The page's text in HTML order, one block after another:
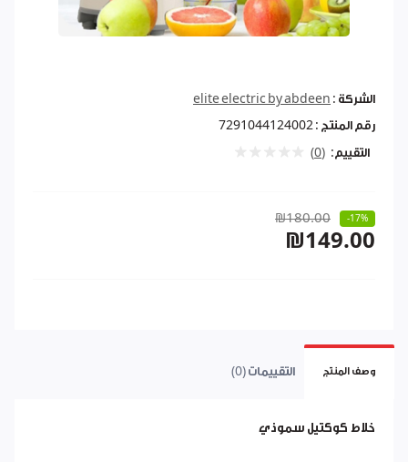
الشركة : elite electric by abdeen
رقم المنتج : 7291044124002
التقييم: (0)
₪180.00 -17%
₪149.00
وصف المنتج التقييمات (0)
خلاط كوكتيل سموذي